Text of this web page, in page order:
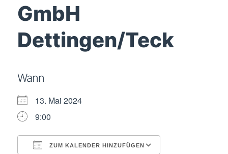
GmbH
Dettingen/Teck
Wann
13. Mai 2024
9:00
ZUM KALENDER HINZUFÜGEN